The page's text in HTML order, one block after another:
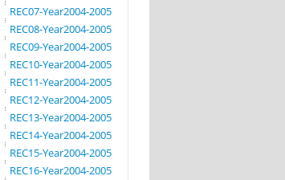
REC07-Year2004-2005
REC08-Year2004-2005
REC09-Year2004-2005
REC10-Year2004-2005
REC11-Year2004-2005
REC12-Year2004-2005
REC13-Year2004-2005
REC14-Year2004-2005
REC15-Year2004-2005
REC16-Year2004-2005